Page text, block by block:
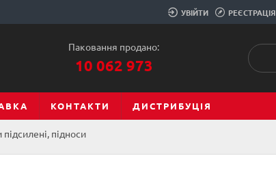
УВІЙТИ РЕЄСТРАЦІЯ
Паковання продано:
10 062 973
КОНТАКТИ ДИСТРИБУЦІЯ
підноси